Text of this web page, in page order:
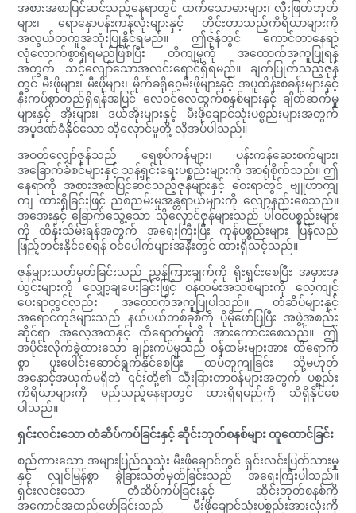
အစားအစာပြင်ဆင်သည့်နေရာတွင် ထက်သောဓားများ၊ လှီးဖြတ်ဘုတ်
များ၊ ရောနှောပန်းကန်လုံးများနှင့် တိုင်းတာသည့်ကိရိယာများကို
အလွယ်တကူအသုံးပြုနိုင်ရမည်။ ဤဇုန်တွင် ကောင်တာနေရာ
လုံလောက်စွာရှိရမည်ဖြစ်ပြီး တိကျမှုကို အထောက်အကူပြုရန်
အတွက် သင့်လျော်သောအလင်းရောင်ရှိရမည်။ ချက်ပြုတ်သည့်ဇုန်
တွင် မီးဖိုများ၊ မီးဖိုများ၊ မိုက်ခရိုဝေ့မီးဖိုများနှင့် အပူထိန်းစခန်းများနှင့်
နီးကပ်စွာတည်ရှိရန်အပြင် လေဝင်လေထွက်စနစ်များနှင့် ချိတ်ဆက်မှု
များနှင့် အိုးများ၊ ဒယ်အိုးများနှင့် မီးဖိုချောင်သုံးပစ္စည်းများအတွက်
အပူဒဏ်ခံနိုင်သော သိုလှောင်မှုတို့ လိုအပ်ပါသည်။
အဝတ်လျှော်ဇုန်သည် ရေစုပ်ကန်များ၊ ပန်းကန်ဆေးစက်များ၊
အခြောက်ခံစင်များနှင့် သန့်ရှင်းရေးပစ္စည်းများကို အာရုံစိုက်သည်။ ဤ
နေရာကို အစားအစာပြင်ဆင်သည့်ဇုန်များနှင့် ဝေးရာတွင် ဗျူဟာကျ
ကျ ထားရှိခြင်းဖြင့် ညစ်ညမ်းမှုအန္တရာယ်များကို လျော့နည်းစေသည်။
အအေးနှင့် ခြောက်သွေ့သော သိုလှောင်ဇုန်များသည် ပါဝင်ပစ္စည်းများ
ကို ထိန်းသိမ်းရန်အတွက် အရေးကြီးပြီး ကုန်ပစ္စည်းများ ပြန်လည်
ဖြည့်တင်းနိုင်စေရန် ဝင်ပေါက်များအနီးတွင် ထားရှိသင့်သည်။
ဇုန်များသတ်မှတ်ခြင်းသည် ညွှန်ကြားချက်ကို ရိုးရှင်းစေပြီး အမှားအ
ယွင်းများကို လျှော့ချပေးခြင်းဖြင့် ဝန်ထမ်းအသစ်များကို လေ့ကျင့်
ပေးရာတွင်လည်း အထောက်အကူပြုပါသည်။ တံဆိပ်များနှင့်
အရောင်ကုဒ်များသည် နယ်ပယ်တစ်ခုစီကို ပိုမိုဖော်ပြပြီး အဖွဲ့အစည်း
ဆိုင်ရာ အလေ့အထနှင့် ထိရောက်မှုကို အားကောင်းစေသည်။ ဤ
အပိုင်းလိုက်ခွဲထားသော ချဉ်းကပ်မှုသည် ဝန်ထမ်းများအား ထိရောက်
စွာ ပူးပေါင်းဆောင်ရွက်နိုင်စေပြီး ထပ်တူကျခြင်း သို့မဟုတ်
အနှောင့်အယှက်မရှိဘဲ ၎င်းတို့၏ သီးခြားတာဝန်များအတွက် ပစ္စည်း
ကိရိယာများကို မည်သည့်နေရာတွင် ထားရှိရမည်ကို သိရှိနိုင်စေ
ပါသည်။
ရှင်းလင်းသော တံဆိပ်ကပ်ခြင်းနှင့် ဆိုင်းဘုတ်စနစ်များ ထူထောင်ခြင်း
စည်ကားသော အများပြည်သူသုံး မီးဖိုချောင်တွင် ရှင်းလင်းပြတ်သားမှု
နှင့် လျင်မြန်စွာ ခွဲခြားသတ်မှတ်ခြင်းသည် အရေးကြီးပါသည်။
ရှင်းလင်းသော တံဆိပ်ကပ်ခြင်းနှင့် ဆိုင်းဘုတ်စနစ်ကို
အကောင်အထည်ဖော်ခြင်းသည် မီးဖိုချောင်သုံးပစ္စည်းအားလုံးကို